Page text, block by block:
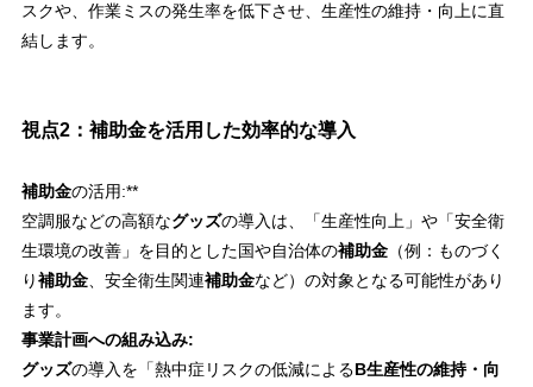
スクや、作業ミスの発生率を低下させ、生産性の維持・向上に直
結します。
視点2：補助金を活用した効率的な導入
補助金の活用:**
空調服などの高額なグッズの導入は、「生産性向上」や「安全衛
生環境の改善」を目的とした国や自治体の補助金（例：ものづく
り補助金、安全衛生関連補助金など）の対象となる可能性があり
ます。
事業計画への組み込み:
グッズの導入を「熱中症リスクの低減によるB生産性の維持・向